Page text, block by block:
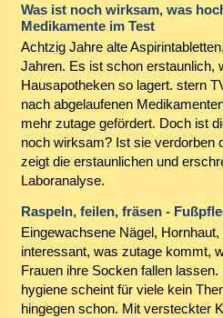
Was ist noch wirksam, was
Medikamente im Test
Achtzig Jahre alte
Jahren. Es ist schon erstaunlich,
Hausapotheken so lagert. stern
nach abgelaufenen
mehr zutage gefördert. Doch ist
noch wirksam? Ist sie verdorben
zeigt die erstaunlichen und
Laboranalyse.
Raspeln, feilen, fräsen -
Eingewachsene Nägel,
interessant, was zutage kommt,
Frauen ihre Socken fallen
hygiene scheint für viele kein
hingegen schon. Mit versteckter